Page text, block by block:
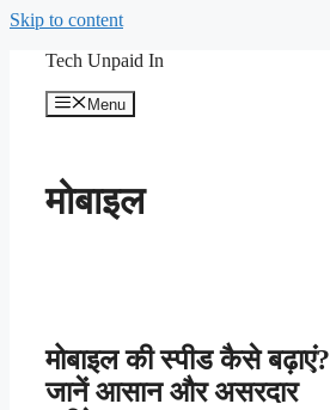
Skip to content
Tech Unpaid In
Menu
मोबाइल
मोबाइल की स्पीड कैसे बढ़ाएं?
जानें आसान और असरदार